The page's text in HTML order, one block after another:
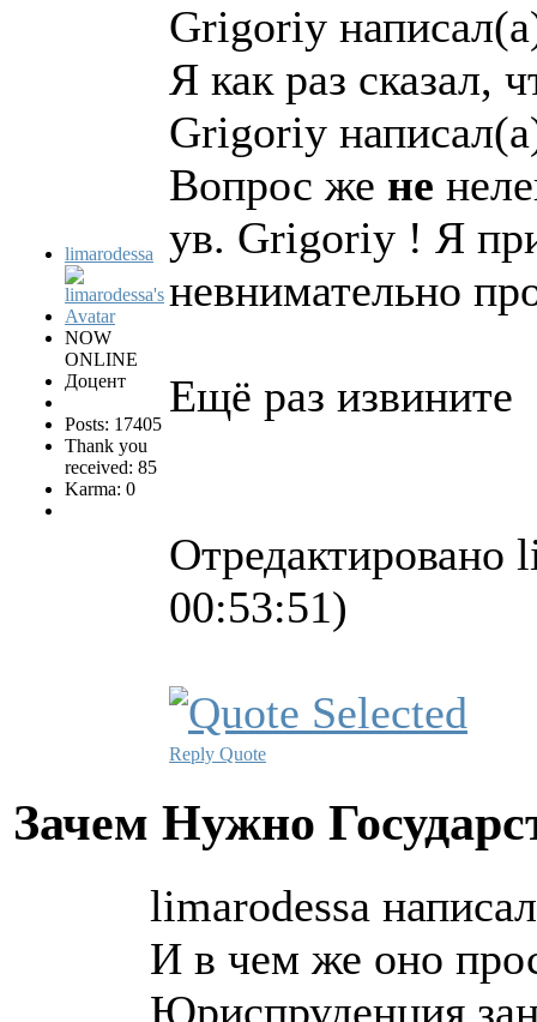
limarodessa
NOW
ONLINE
Доцент
Posts: 17405
Thank you
received: 85
Karma: 0
Grigoriy
Я как раз сказал,
Grigoriy
Вопрос же не
ув. Grigoriy ! Я
невнимательно
Ещё раз извините
Отредактировано
00:53:51)
Reply Quote
Зачем Нужно
limarodessa
И в чем же оно
Юриспруденция